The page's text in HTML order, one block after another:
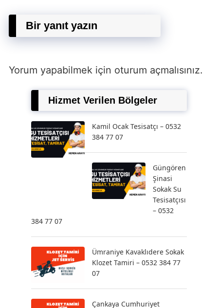
Bir yanıt yazın
Yorum yapabilmek için oturum açmalısınız.
Hizmet Verilen Bölgeler
Kamil Ocak Tesisatçı – 0532
384 77 07
Güngören
Şinasi
Sokak Su
Tesisatçısı
– 0532
384 77 07
Ümraniye Kavaklıdere Sokak
Klozet Tamiri – 0532 384 77
07
Çankaya Cumhuriyet